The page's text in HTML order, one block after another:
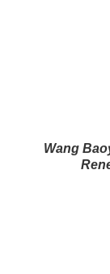
Wang